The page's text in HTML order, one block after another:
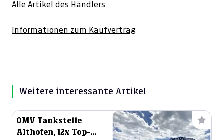
Alle Artikel des Händlers
Informationen zum Kaufvertrag
Weitere interessante Artikel
OMV Tankstelle
Althofen, 12x Top-